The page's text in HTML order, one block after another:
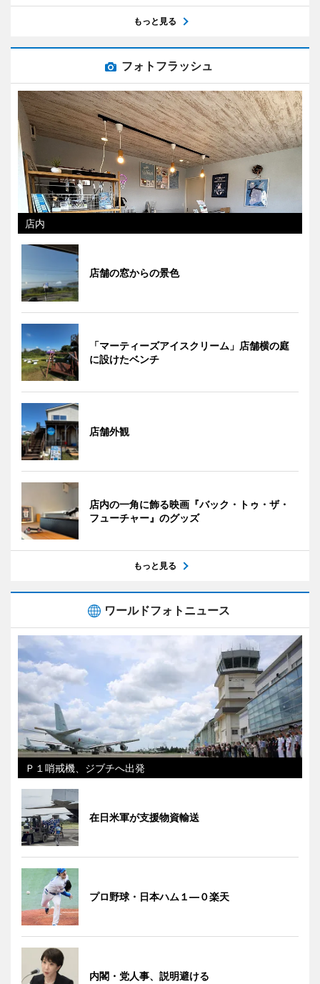
もっと見る
フォトフラッシュ
店内
店舗の窓からの景色
「マーティーズアイスクリーム」店舗横の庭
に設けたベンチ
店舗外観
店内の一角に飾る映画『バック・トゥ・ザ・
フューチャー』のグッズ
もっと見る
ワールドフォトニュース
Ｐ１哨戒機、ジブチへ出発
在日米軍が支援物資輸送
プロ野球・日本ハム１―０楽天
内閣・党人事、説明避ける